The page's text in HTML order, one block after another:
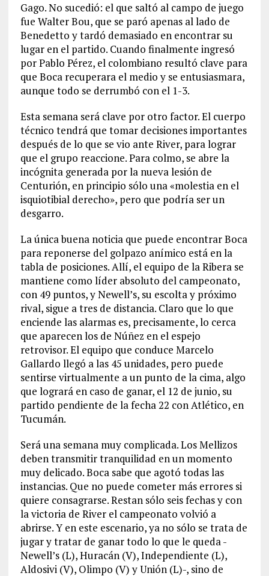
Gago. No sucedió: el que saltó al campo de juego
fue Walter Bou, que se paró apenas al lado de
Benedetto y tardó demasiado en encontrar su
lugar en el partido. Cuando finalmente ingresó
por Pablo Pérez, el colombiano resultó clave para
que Boca recuperara el medio y se entusiasmara,
aunque todo se derrumbó con el 1-3.
Esta semana será clave por otro factor. El cuerpo
técnico tendrá que tomar decisiones importantes
después de lo que se vio ante River, para lograr
que el grupo reaccione. Para colmo, se abre la
incógnita generada por la nueva lesión de
Centurión, en principio sólo una «molestia en el
isquiotibial derecho», pero que podría ser un
desgarro.
La única buena noticia que puede encontrar Boca
para reponerse del golpazo anímico está en la
tabla de posiciones. Allí, el equipo de la Ribera se
mantiene como líder absoluto del campeonato,
con 49 puntos, y Newell’s, su escolta y próximo
rival, sigue a tres de distancia. Claro que lo que
enciende las alarmas es, precisamente, lo cerca
que aparecen los de Núñez en el espejo
retrovisor. El equipo que conduce Marcelo
Gallardo llegó a las 45 unidades, pero puede
sentirse virtualmente a un punto de la cima, algo
que logrará en caso de ganar, el 12 de junio, su
partido pendiente de la fecha 22 con Atlético, en
Tucumán.
Será una semana muy complicada. Los Mellizos
deben transmitir tranquilidad en un momento
muy delicado. Boca sabe que agotó todas las
instancias. Que no puede cometer más errores si
quiere consagrarse. Restan sólo seis fechas y con
la victoria de River el campeonato volvió a
abrirse. Y en este escenario, ya no sólo se trata de
jugar y tratar de ganar todo lo que le queda -
Newell’s (L), Huracán (V), Independiente (L),
Aldosivi (V), Olimpo (V) y Unión (L)-, sino de